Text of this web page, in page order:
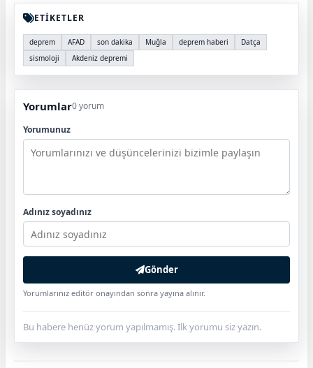
ETİKETLER
deprem AFAD son dakika Muğla deprem haberi
Datça
sismoloji
Akdeniz depremi
Yorumlar0 yorum
Yorumunuz
Adınız soyadınız
Gönder
Yorumlarınız editör onayından sonra yayına alınır.
Bu habere henüz yorum yapılmamış. İlk yorumu siz yazın.